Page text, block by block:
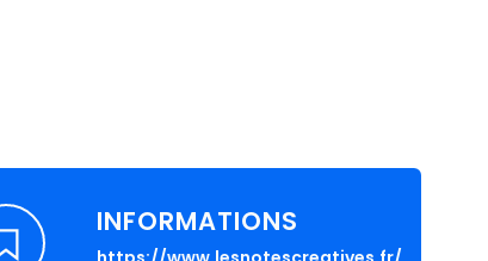
INFORMATIONS